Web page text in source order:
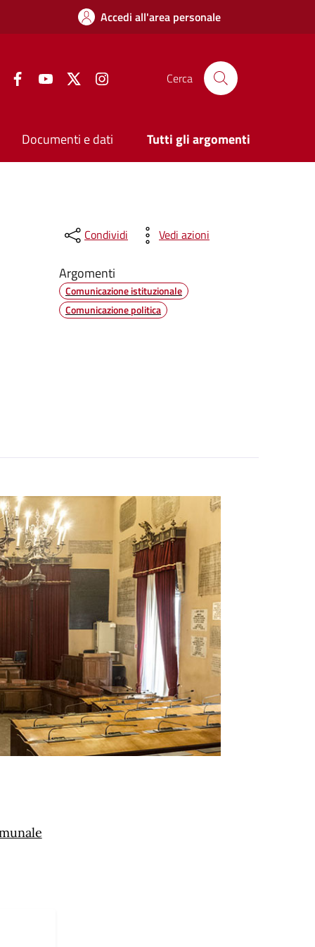
Accedi all'area personale
FacebookYouTube Twitter Cerca
Documenti e dati Tutti gli argomenti
Condividi Vedi azioni
Argomenti
Comunicazione istituzionale
Comunicazione politica